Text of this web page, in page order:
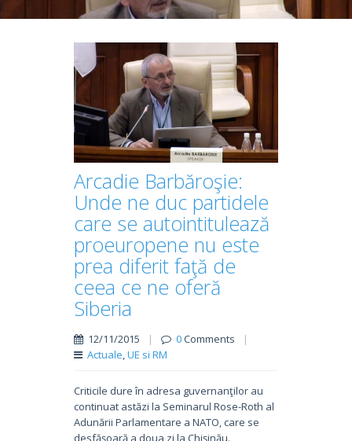
Arcadie Barbăroşie:
Unde ne duc partidele
care se autointitulează
proeuropene nu este
prea diferit faţă de
ceea ce ne oferă
Siberia
12/11/2015 | 0Comments
|
Actuale UE si RM
Criticile dure în adresa guvernanţilor au
continuat astăzi la Seminarul Rose-Roth al
Adunării Parlamentare a NATO, care se
desfăşoară a doua zi la Chişinău.